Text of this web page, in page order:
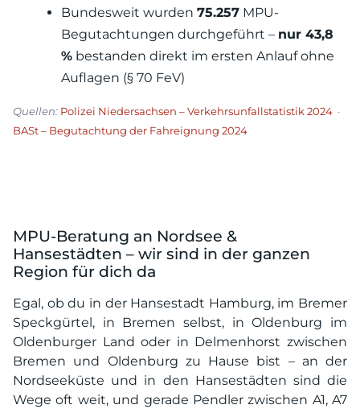
Bundesweit wurden 75.257 MPU-
Begutachtungen durchgeführt – nur 43,8
% bestanden direkt im ersten Anlauf ohne
Auflagen (§ 70 FeV)
Quellen: Polizei Niedersachsen – Verkehrsunfallstatistik 2024 ·
BASt – Begutachtung der Fahreignung 2024
MPU-Beratung an Nordsee &
Hansestädten – wir sind in der ganzen
Region für dich da
Egal, ob du in der Hansestadt Hamburg, im Bremer
Speckgürtel, in Bremen selbst, in Oldenburg im
Oldenburger Land oder in Delmenhorst zwischen
Bremen und Oldenburg zu Hause bist – an der
Nordseeküste und in den Hansestädten sind die
Wege oft weit, und gerade Pendler zwischen A1, A7